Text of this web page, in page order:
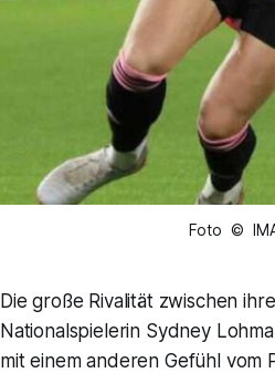
Foto ©
Die große Rivalität zwischen
Nationalspielerin Sydney
mit einem anderen Gefühl vom